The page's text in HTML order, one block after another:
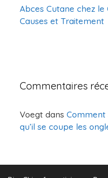
Abces Cutane chez le
Causes et Traitement
Commentaires
Voegt dans
qu’il se coupe les